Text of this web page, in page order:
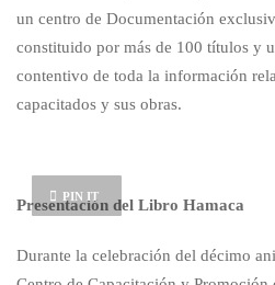
un centro de Documentación
constituido por más de 100 títulos y
contentivo de toda la información
capacitados y sus obras.
PIN IT
Presentación del Libro Hamaca
Durante la celebración del décimo